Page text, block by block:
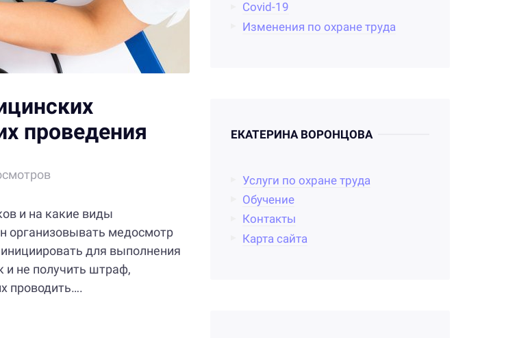
проведения
и на какие виды
организовывать медосмотр
для выполнения
не получить штраф,
проводить….
Covid-19
Изменения по охране труда
ЕКАТЕРИНА ВОРОНЦОВА
Услуги по охране труда
Обучение
Контакты
Карта сайта